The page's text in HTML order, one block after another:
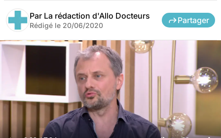
Par La rédaction d'Allo Docteurs
Rédigé le 20/06/2020
Partager